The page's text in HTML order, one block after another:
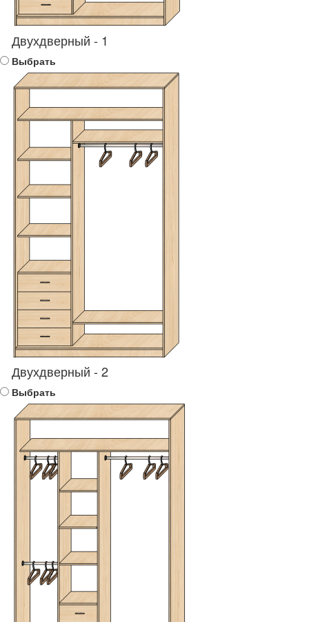
Двухдверный - 1
Выбрать
Двухдверный - 2
Выбрать